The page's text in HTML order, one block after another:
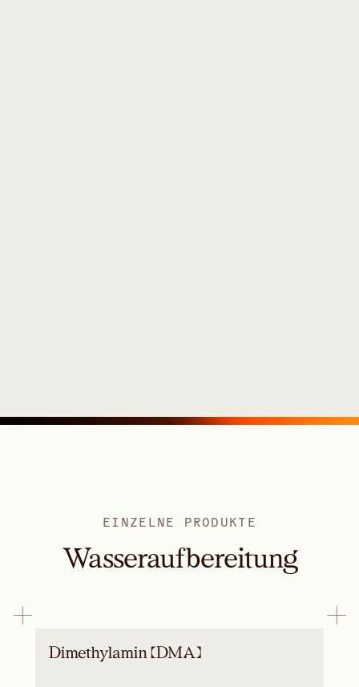
EINZELNE PRODUKTE
Wasseraufbereitung
Dimethylamin (DMA)